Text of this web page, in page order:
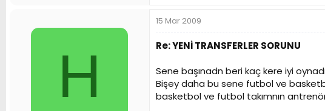
H
15 Mar 2009
Re: YENİ TRANSFERLER SORUNU
Sene başınadn beri kaç kere iyi
Bişey daha bu sene futbol ve
basketbol ve futbol takımnın